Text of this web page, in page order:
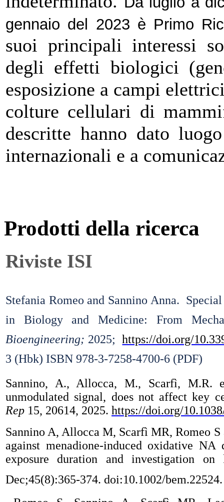
gennaio del 2023 è Primo
suoi principali interessi
degli effetti biologici
esposizione a campi
colture cellulari di
descritte hanno dato
internazionali e a
Prodotti della ricerca
Riviste ISI
Stefania Romeo and Sannino Anna. Special
in Biology and Medicine: From
Bioengineering; 2025; https://doi.org/
3 (Hbk) ISBN 978-3-7258-4700-6 (PDF)
Sannino, A., Allocca, M., Scarfì, M.R.
unmodulated signal, does not affect key
Rep 15, 20614, 2025. https://doi.org/
Sannino A,Allocca M, Scarfì MR, Romeo S
against menadione-induced oxidative
exposure duration and investigation
Dec;45(8):365-374. doi:10.1002/